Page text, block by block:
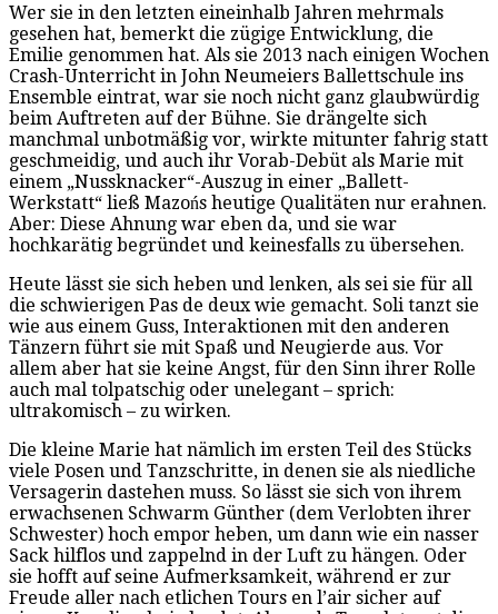
Wer sie in den letzten eineinhalb Jahren mehrmals
gesehen hat, bemerkt die zügige Entwicklung, die
Emilie genommen hat. Als sie 2013 nach einigen Wochen
Crash-Unterricht in John Neumeiers Ballettschule ins
Ensemble eintrat, war sie noch nicht ganz glaubwürdig
beim Auftreten auf der Bühne. Sie drängelte sich
manchmal unbotmäßig vor, wirkte mitunter fahrig statt
geschmeidig, und auch ihr Vorab-Debüt als Marie mit
einem „Nussknacker“-Auszug in einer „Ballett-
Werkstatt“ ließ Mazońs heutige Qualitäten nur erahnen.
Aber: Diese Ahnung war eben da, und sie war
hochkarätig begründet und keinesfalls zu übersehen.
Heute lässt sie sich heben und lenken, als sei sie für all
die schwierigen Pas de deux wie gemacht. Soli tanzt sie
wie aus einem Guss, Interaktionen mit den anderen
Tänzern führt sie mit Spaß und Neugierde aus. Vor
allem aber hat sie keine Angst, für den Sinn ihrer Rolle
auch mal tolpatschig oder unelegant – sprich:
ultrakomisch – zu wirken.
Die kleine Marie hat nämlich im ersten Teil des Stücks
viele Posen und Tanzschritte, in denen sie als niedliche
Versagerin dastehen muss. So lässt sie sich von ihrem
erwachsenen Schwarm Günther (dem Verlobten ihrer
Schwester) hoch empor heben, um dann wie ein nasser
Sack hilflos und zappelnd in der Luft zu hängen. Oder
sie hofft auf seine Aufmerksamkeit, während er zur
Freude aller nach etlichen Tours en l’air sicher auf